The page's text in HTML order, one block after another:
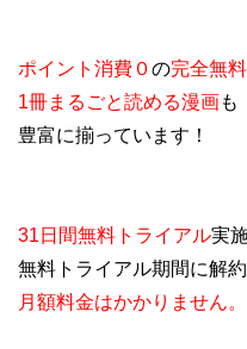
ポイント消費０の完全無料
1冊まるごと読める漫画も
豊富に揃っています！
31日間無料トライアル実
無料トライアル期間に解
月額料金はかかりません。